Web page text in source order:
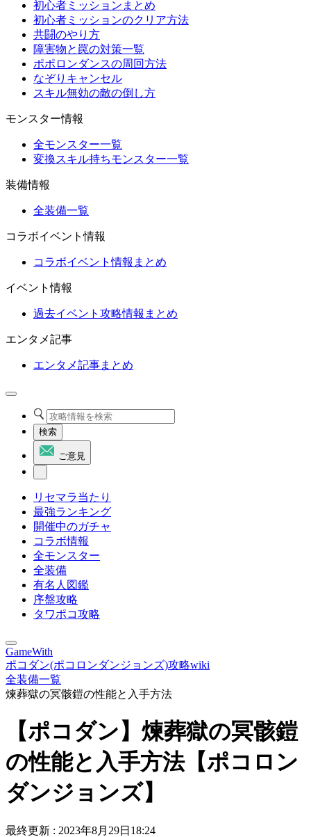
初心者ミッションまとめ
初心者ミッションのクリア方法
共闘のやり方
障害物と罠の対策一覧
ポポロンダンスの周回方法
なぞりキャンセル
スキル無効の敵の倒し方
モンスター情報
全モンスター一覧
変換スキル持ちモンスター一覧
装備情報
全装備一覧
コラボイベント情報
コラボイベント情報まとめ
イベント情報
過去イベント攻略情報まとめ
エンタメ記事
エンタメ記事まとめ
検索
ご意見
リセマラ当たり
最強ランキング
開催中のガチャ
コラボ情報
全モンスター
全装備
有名人図鑑
序盤攻略
タワポコ攻略
GameWith
ポコダン(ポコロンダンジョンズ)攻略wiki
全装備一覧
煉葬獄の冥骸鎧の性能と入手方法
【ポコダン】煉葬獄の冥骸鎧
の性能と入手方法【ポコロン
ダンジョンズ】
最終更新 : 2023年8月29日18:24